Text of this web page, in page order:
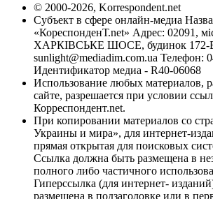
© 2000-2026, Korrespondent.net
Субъект в сфере онлайн-медиа
«КореспонденТ.net» Адрес: 02091,
ХАРКІВСЬКЕ ШОСЕ, будинок 172-Б,
sunlight@mediadim.com.ua Телефон:
Идентификатор медиа - R40-06068
Использование любых материалов,
сайте, разрешается при условии
Корреспондент.net.
При копировании материалов со
Украины и мира», для интернет-
прямая открытая для поисковых
Ссылка должна быть размещена в
полного либо частичного
Гиперссылка (для интернет-
размещена в подзаголовке или в